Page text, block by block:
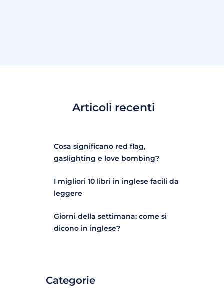
Articoli recenti
Cosa significano red flag,
gaslighting e love bombing?
I migliori 10 libri in inglese facili da
leggere
Giorni della settimana: come si
dicono in inglese?
Categorie